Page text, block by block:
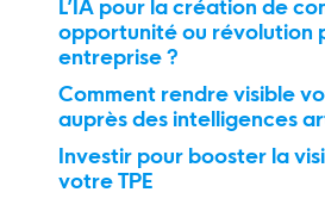
L’IA pour la création de
opportunité ou révolution
entreprise ?
Comment rendre visible
auprès des intelligences
Investir pour booster la
votre TPE